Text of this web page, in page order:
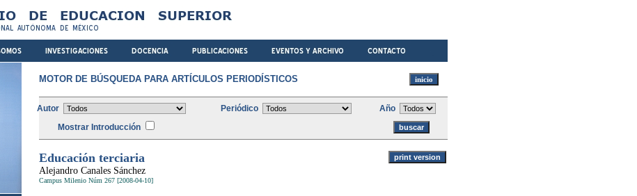
MOTOR DE BÚSQUEDA PARA ARTÍCULOS PERIODÍSTICOS
Autor Periódico
Año
Mostrar Introducción
Educación terciaria
Alejandro Canales Sánchez
Campus Milenio Núm 267 [2008-04-10]